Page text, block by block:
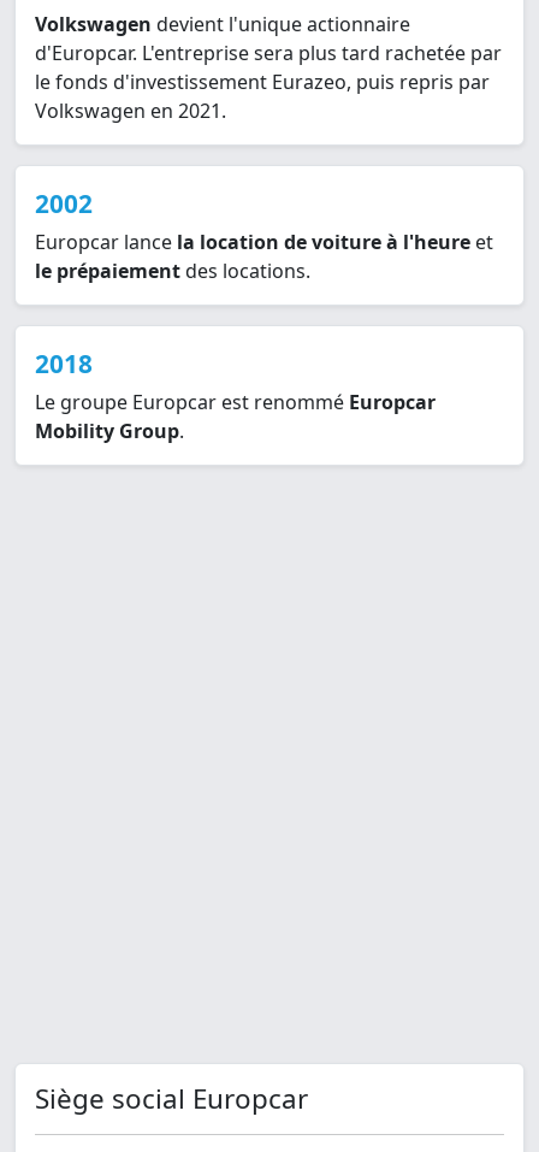
Volkswagen devient l'unique actionnaire
d'Europcar. L'entreprise sera plus tard rachetée par
le fonds d'investissement Eurazeo, puis repris par
Volkswagen en 2021.
2002
Europcar lance la location de voiture à l'heure et
le prépaiementdes locations.
2018
Le groupe Europcar est renommé Europcar
Mobility Group.
Siège social Europcar